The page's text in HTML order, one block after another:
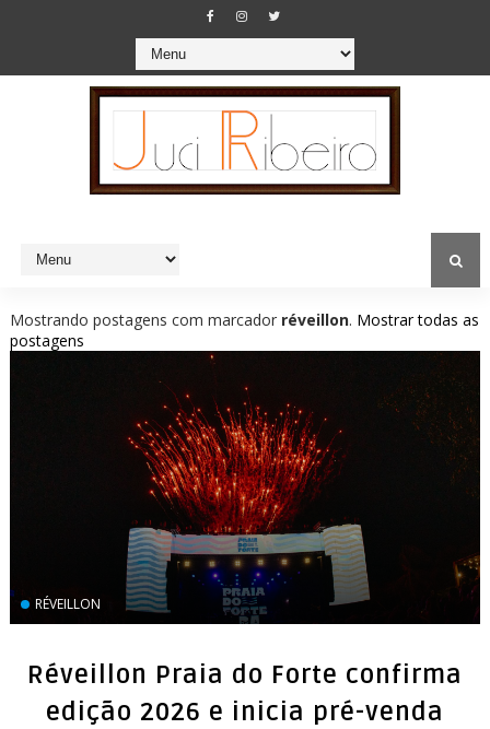
Mostrando postagens com marcador réveillon. Mostrar todas as
postagens
RÉVEILLON
Réveillon Praia do Forte confirma
edição 2026 e inicia pré-venda